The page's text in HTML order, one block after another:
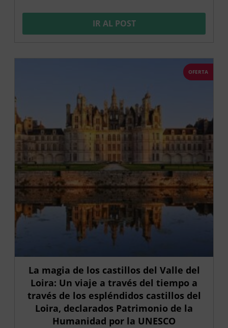
IR AL POST
OFERTA
La magia de los castillos del Valle del
Loira: Un viaje a través del tiempo a
través de los espléndidos castillos del
Loira, declarados Patrimonio de la
Humanidad por la UNESCO